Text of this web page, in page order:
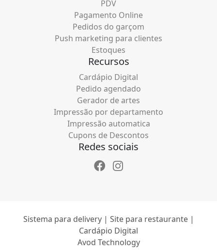
PDV
Pagamento Online
Pedidos do garçom
Push marketing para clientes
Estoques
Recursos
Cardápio Digital
Pedido agendado
Gerador de artes
Impressão por departamento
Impressão automatica
Cupons de Descontos
Redes sociais
Sistema para delivery | Site para restaurante |
Cardápio Digital
Avod Technology